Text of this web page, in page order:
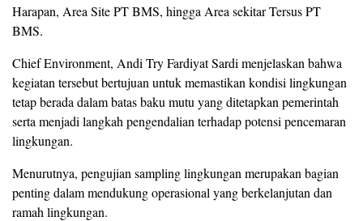
Harapan, Area Site PT BMS, hingga Area sekitar Tersus PT
BMS.
Chief Environment, Andi Try Fardiyat Sardi menjelaskan bahwa
kegiatan tersebut bertujuan untuk memastikan kondisi lingkungan
tetap berada dalam batas baku mutu yang ditetapkan pemerintah
serta menjadi langkah pengendalian terhadap potensi pencemaran
lingkungan.
Menurutnya, pengujian sampling lingkungan merupakan bagian
penting dalam mendukung operasional yang berkelanjutan dan
ramah lingkungan.